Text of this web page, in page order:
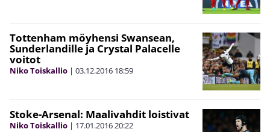
Tottenham möyhensi Swansean,
Sunderlandille ja Crystal Palacelle
voitot
Niko Toiskallio | 03.12.2016 18:59
Stoke-Arsenal: Maalivahdit loistivat
Niko Toiskallio | 17.01.201620:22